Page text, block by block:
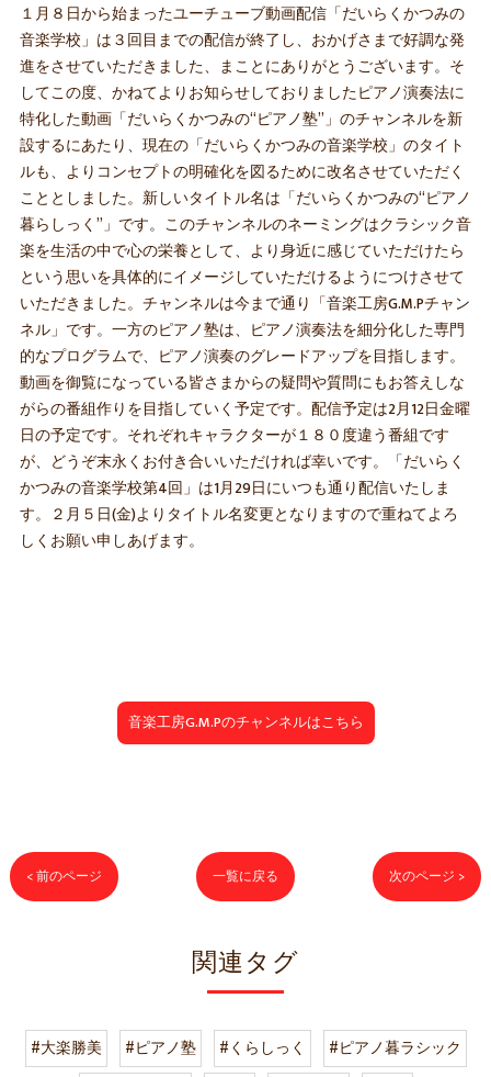
１月８日から始まったユーチューブ動画配信「だいらくかつみの
音楽学校」は３回目までの配信が終了し、おかげさまで好調な発
進をさせていただきました、まことにありがとうございます。そ
してこの度、かねてよりお知らせしておりましたピアノ演奏法に
特化した動画「だいらくかつみの“ピアノ塾”」のチャンネルを新
設するにあたり、現在の「だいらくかつみの音楽学校」のタイト
ルも、よりコンセプトの明確化を図るために改名させていただく
こととしました。新しいタイトル名は「だいらくかつみの“ピアノ
暮らしっく”」です。このチャンネルのネーミングはクラシック音
楽を生活の中で心の栄養として、より身近に感じていただけたら
という思いを具体的にイメージしていただけるようにつけさせて
いただきました。チャンネルは今まで通り「音楽工房G.M.Pチャン
ネル」です。一方のピアノ塾は、ピアノ演奏法を細分化した専門
的なプログラムで、ピアノ演奏のグレードアップを目指します。
動画を御覧になっている皆さまからの疑問や質問にもお答えしな
がらの番組作りを目指していく予定です。配信予定は2月12日金曜
日の予定です。それぞれキャラクターが１８０度違う番組です
が、どうぞ末永くお付き合いいただければ幸いです。「だいらく
かつみの音楽学校第4回」は1月29日にいつも通り配信いたしま
す。２月５日(金)よりタイトル名変更となりますので重ねてよろ
しくお願い申しあげます。
音楽工房G.M.Pのチャンネルはこちら
< 前のページ 一覧に戻る 次のページ >
関連タグ
#大楽勝美 #ピアノ塾 #くらしっく
#ピアノ暮ラシック